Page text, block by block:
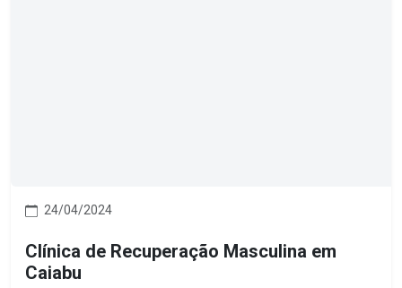
24/04/2024
Clínica de Recuperação Masculina em
Caiabu